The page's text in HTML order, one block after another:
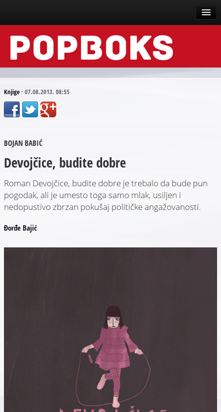
Vesti
Događaji
Tekstovi
Scena
Arhive
Knjige· 07.08.2013. 08:55
BOJAN BABIĆ
Devojčice, budite dobre
Roman Devojčice, budite dobre je trebalo da bude pun
pogodak, ali je umesto toga samo mlak, usiljen i
nedopustivo zbrzan pokušaj političke angažovanosti.
Đorđe Bajić